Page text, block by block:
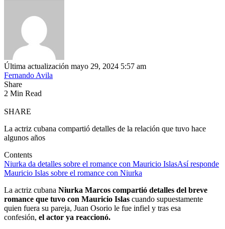
Última actualización mayo 29, 2024 5:57 am
Fernando Avila
Share
2 Min Read
SHARE
La actriz cubana compartió detalles de la relación que tuvo hace
algunos años
Contents
Niurka da detalles sobre el romance con Mauricio IslasAsí responde
Mauricio Islas sobre el romance con Niurka
La actriz cubana Niurka Marcos compartió detalles del breve
romance que tuvo con Mauricio Islas cuando supuestamente
quien fuera su pareja, Juan Osorio le fue infiel y tras esa
confesión, el actor ya reaccionó.